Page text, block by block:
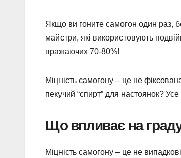
Якщо ви гоните самогон один раз,
майстри, які використовують
вражаючих 70-80%!
Міцність самогону – це не
пекучий “спирт” для настоянок?
Що впливає на
Міцність самогону – це не